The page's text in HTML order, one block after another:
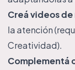
Creá videos de
la atención
Creatividad).
Complementá